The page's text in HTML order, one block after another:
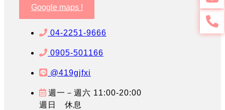
Google maps !
04-2251-9666
0905-501166
@419gjfxi
週一－週六 11:00-20:00
週日 休息